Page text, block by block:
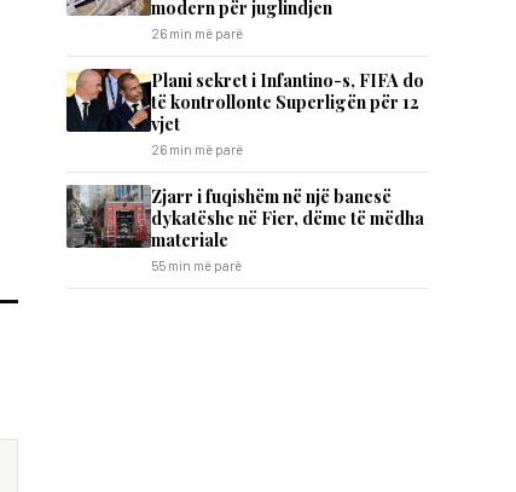
modern për juglindjen
26 min më parë
Plani sekret i Infantino-s, FIFA do
të kontrollonte Superligën për 12
vjet
26 min më parë
Zjarr i fuqishëm në një banesë
dykatëshe në Fier, dëme të mëdha
materiale
55 min më parë